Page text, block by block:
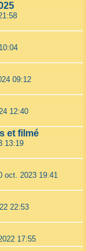
09:12
12:40
et filmé
13:19
oct. 2023 19:41
22:53
17:55